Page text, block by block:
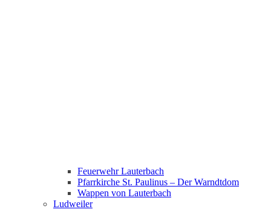
Feuerwehr Lauterbach
Pfarrkirche St. Paulinus – Der Warndtdom
Wappen von Lauterbach
Ludweiler